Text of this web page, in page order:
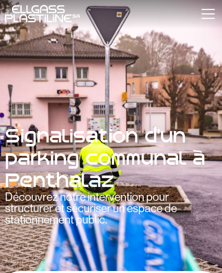
Signalisation d’un
parking communal à
Penthalaz
Découvrez notre intervention pour
structurer et sécuriser un espace de
stationnement public.